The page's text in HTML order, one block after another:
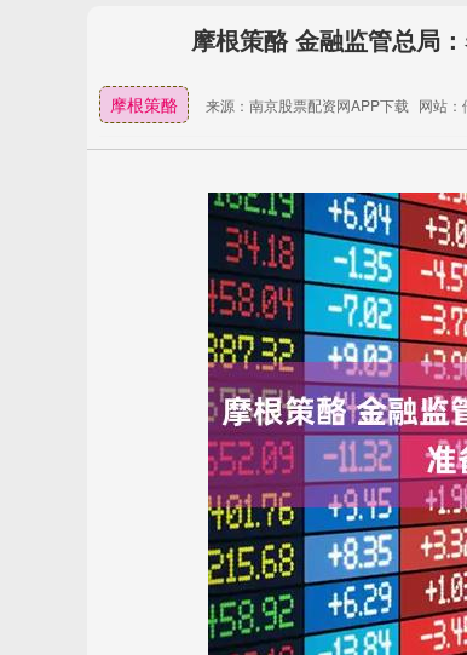
摩根策酪 金融监管总局
摩根策酪 来源：南京股票配资网APP下载 网站：